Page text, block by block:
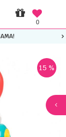
0
15 %